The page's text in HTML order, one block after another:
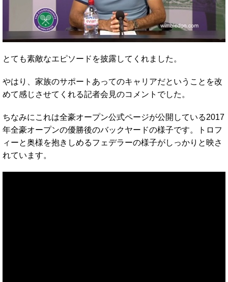
とても素敵なエピソードを披露してくれました。
やはり、家族のサポートあってのキャリアだということを改
めて感じさせてくれる記者会見のコメントでした。
ちなみにこれは全豪オープン公式ページが公開している2017
年全豪オープンの優勝後のバックヤードの様子です。トロフ
ィーと奥様を抱きしめるフェデラーの様子がしっかりと映さ
れています。